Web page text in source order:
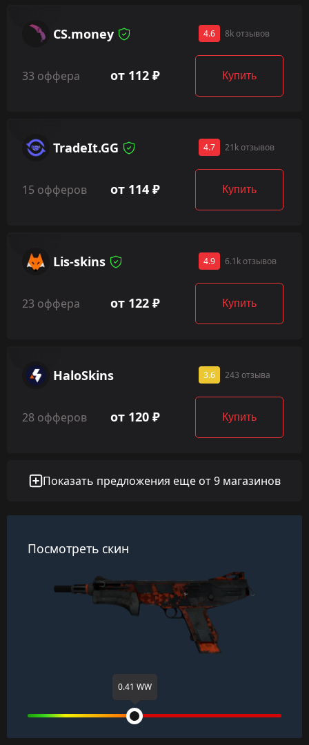
CS.money 4.6 8k отзывов
33 оффера от 112 ₽ Купить
TradeIt.GG 4.7 21k отзывов
15 офферов от 114 ₽ Купить
Lis-skins 4.9 6.1k отзывов
23 оффера от 122 ₽ Купить
HaloSkins 3.6 243 отзыва
28 офферов от 120 ₽ Купить
Показать предложения еще от 9 магазинов
Посмотреть скин
0.41 WW